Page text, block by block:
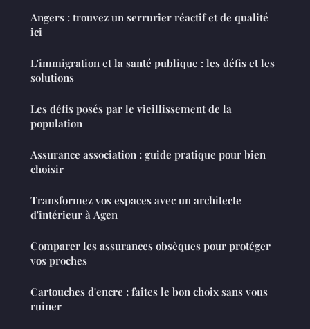
Angers : trouvez un serrurier réactif et de qualité
ici
L'immigration et la santé publique : les défis et les
solutions
Les défis posés par le vieillissement de la
population
Assurance association : guide pratique pour bien
choisir
Transformez vos espaces avec un architecte
d'intérieur à Agen
Comparer les assurances obsèques pour protéger
vos proches
Cartouches d'encre : faites le bon choix sans vous
ruiner